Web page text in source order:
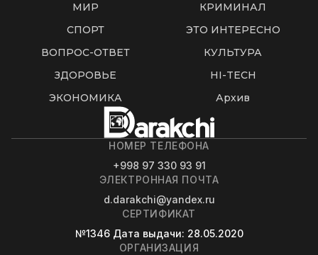
МИР
КРИМИНАЛ
СПОРТ
ЭТО ИНТЕРЕСНО
ВОПРОС-ОТВЕТ
КУЛЬТУРА
ЗДОРОВЬЕ
HI-TECH
ЭКОНОМИКА
Архив
НОМЕР ТЕЛЕФОНА
+998 97 330 93 91
ЭЛЕКТРОННАЯ ПОЧТА
d.darakchi@yandex.ru
СЕРТИФИКАТ
№1346 Дата выдачи: 28.05.2020
ОРГАНИЗАЦИЯ